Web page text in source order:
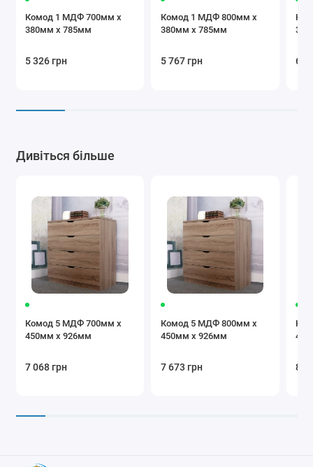
Комод 1 МДФ 700мм x
380мм x 785мм
5 326 грн
Комод 1 МДФ 800мм x
380мм x 785мм
5 767 грн 6
Дивіться більше
Комод 5 МДФ 700мм x
450мм x 926мм
7 068 грн
Комод 5 МДФ 800мм x
450мм x 926мм
7 673 грн 8